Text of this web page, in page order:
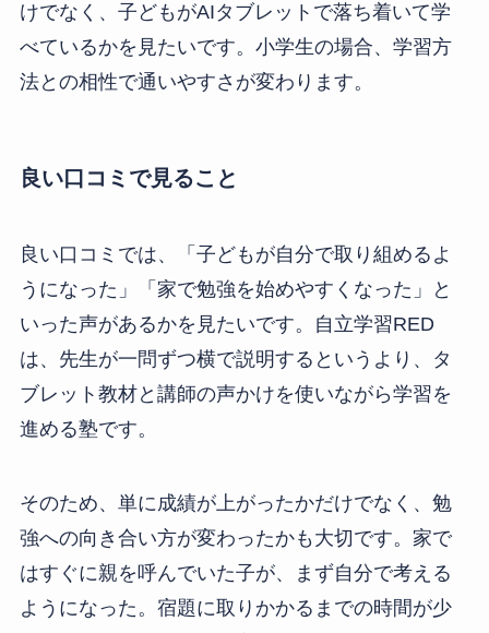
けでなく、子どもがAIタブレットで落ち着いて学
べているかを見たいです。小学生の場合、学習方
法との相性で通いやすさが変わります。
良い口コミで見ること
良い口コミでは、「子どもが自分で取り組めるよ
うになった」「家で勉強を始めやすくなった」と
いった声があるかを見たいです。自立学習RED
は、先生が一問ずつ横で説明するというより、タ
ブレット教材と講師の声かけを使いながら学習を
進める塾です。
そのため、単に成績が上がったかだけでなく、勉
強への向き合い方が変わったかも大切です。家で
はすぐに親を呼んでいた子が、まず自分で考える
ようになった。宿題に取りかかるまでの時間が少